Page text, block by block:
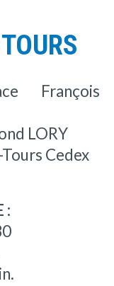
François
LORY
Cedex
: